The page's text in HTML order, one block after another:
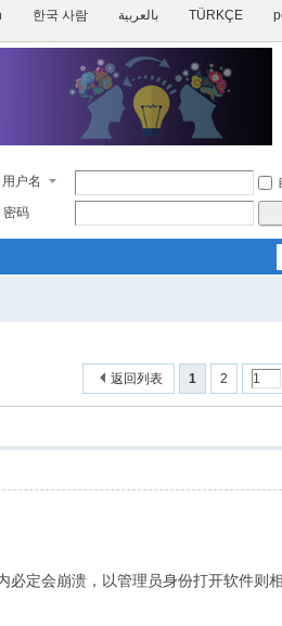
한국 사람 بالعربية TÜRKÇE
用户名
密码
1 2
返回列表
定会崩溃，以管理员身份打开软件则